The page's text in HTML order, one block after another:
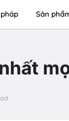
Sản